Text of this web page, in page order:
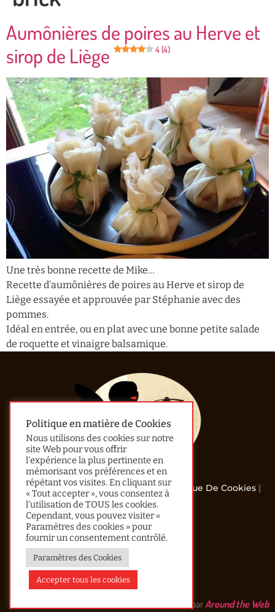
Aumônières de poires au Herve et
sirop de Liège
4 (4)
Une très bonne recette de Mike…
Recette d’aumônières de poires au Herve et sirop de
Liège essayée et approuvée par Stéphanie avec des
pommes.
Idéal en entrée, ou en plat avec une bonne petite salade
de roquette et vinaigre balsamique.
© 2013 - 2024 All Rights Reserved |Politique De Cookies |
Confidentialité
Accueil
Le Mot De Lau
Recherche Avancée
Contact
Réalisé parAround the Web
Politique en matière de Cookies
Nous utilisons des cookies sur notre
site Web pour vous offrir
l'expérience la plus pertinente en
mémorisant vos préférences et en
répétant vos visites. En cliquant sur
« Tout accepter », vous consentez à
l'utilisation de TOUS les cookies.
Cependant, vous pouvez visiter «
Paramètres des cookies » pour
fournir un consentement contrôlé.
Paramètres des Cookies
Accepter tous les cookies